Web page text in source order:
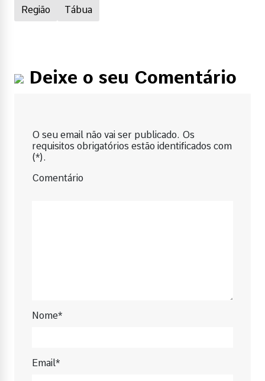
Região Tábua
Deixe o seu Comentário
O seu email não vai ser publicado. Os
requisitos obrigatórios estão identificados com
(*).
Comentário
Nome*
Email*